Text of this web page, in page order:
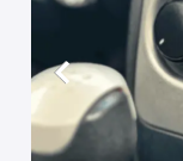
Anterior